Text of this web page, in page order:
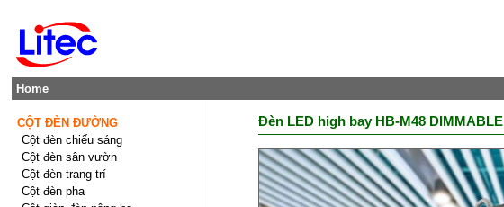
Home
Đèn LED high bay HB-M48 DIMMABLE
CỘT ĐÈN ĐƯỜNG
Cột đèn chiếu sáng
Cột đèn sân vườn
Cột đèn trang trí
Cột đèn pha